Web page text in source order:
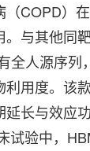
COPD）
与其他同
全人源序列
用度。该
长与效应
试验中，